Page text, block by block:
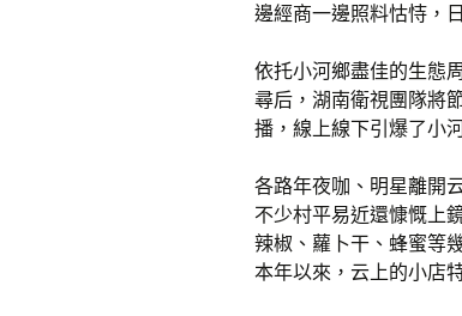
邊經商一邊照料怙恃，
依托小河鄉盡佳的生態
尋后，湖南衛視團隊將
播，線上線下引爆了小
各路年夜咖、明星離開
不少村平易近還慷慨上
辣椒、蘿卜干、蜂蜜等
本年以來，云上的小店